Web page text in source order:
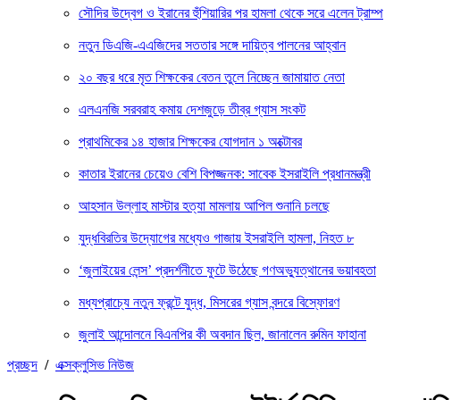
সৌদির উদ্বেগ ও ইরানের হুঁশিয়ারির পর হামলা থেকে সরে এলেন ট্রাম্প
নতুন ডিএজি-এএজিদের সততার সঙ্গে দায়িত্ব পালনের আহ্বান
২০ বছর ধরে মৃত শিক্ষকের বেতন তুলে নিচ্ছেন জামায়াত নেতা
এলএনজি সরবরাহ কমায় দেশজুড়ে তীব্র গ্যাস সংকট
প্রাথমিকের ১৪ হাজার শিক্ষকের যোগদান ১ অক্টোবর
কাতার ইরানের চেয়েও বেশি বিপজ্জনক: সাবেক ইসরাইলি প্রধানমন্ত্রী
আহসান উল্লাহ মাস্টার হত্যা মামলায় আপিল শুনানি চলছে
যুদ্ধবিরতির উদ্যোগের মধ্যেও গাজায় ইসরাইলি হামলা, নিহত ৮
‘জুলাইয়ের লেন্স’ প্রদর্শনীতে ফুটে উঠেছে গণঅভ্যুত্থানের ভয়াবহতা
মধ্যপ্রাচ্যে নতুন ফ্রন্টে যুদ্ধ, মিসরের গ্যাস বন্দরে বিস্ফোরণ
জুলাই আন্দোলনে বিএনপির কী অবদান ছিল, জানালেন রুমিন ফাহানা
প্রচ্ছদ / এক্সক্লুসিভ নিউজ